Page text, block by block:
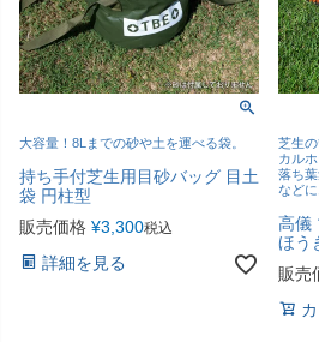
大容量！8Lまでの砂や土を運べる袋。
持ち手付芝生用目砂バッグ 目土
袋 円柱型
販売価格 ¥3,300税込
詳細を見る
芝生
カル
落ち
などに
高儀
ほう
販売